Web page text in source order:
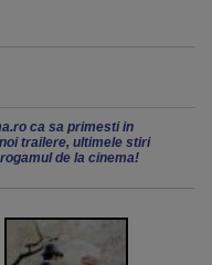
ca sa primesti in
trailere, ultimele stiri
de la cinema!